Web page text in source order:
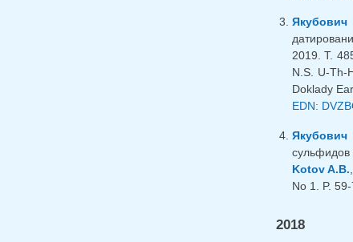
2019. Т.
N.S. U-Th-
Doklady
EDN:
Kotov A.B.
No 1. P. 59-
2018